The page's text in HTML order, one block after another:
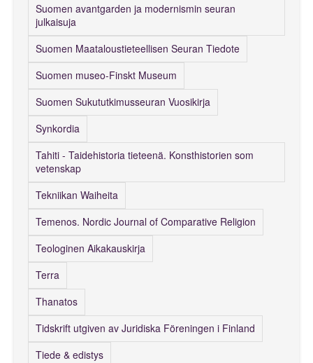
Suomen avantgarden ja modernismin seuran
julkaisuja
Suomen Maataloustieteellisen Seuran Tiedote
Suomen museo-Finskt Museum
Suomen Sukututkimusseuran Vuosikirja
Synkordia
Tahiti - Taidehistoria tieteenä. Konsthistorien som
vetenskap
Tekniikan Waiheita
Temenos. Nordic Journal of Comparative Religion
Teologinen Aikakauskirja
Terra
Thanatos
Tidskrift utgiven av Juridiska Föreningen i Finland
Tiede & edistys